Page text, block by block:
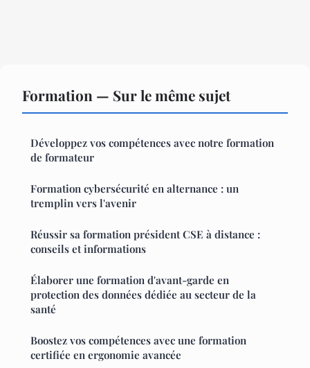
Formation — Sur le même sujet
Développez vos compétences avec notre formation
de formateur
Formation cybersécurité en alternance : un
tremplin vers l'avenir
Réussir sa formation président CSE à distance :
conseils et informations
Élaborer une formation d'avant-garde en
protection des données dédiée au secteur de la
santé
Boostez vos compétences avec une formation
certifiée en ergonomie avancée